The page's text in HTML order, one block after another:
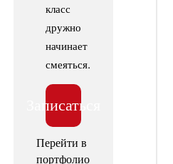
класс
дружно
начинает
смеяться.
Записаться
Перейти в
портфолио